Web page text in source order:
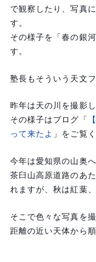
で観察したり、写真
す。
その様子を「春の銀
す。
塾長もそういう天文
昨年は天の川を撮影
その様子はブログ「
って来たよ 」をご覧
今年は愛知県の山奥
茶臼山高原道路のあ
れますが、秋は紅葉
そこで色々な写真を
距離の近い天体から